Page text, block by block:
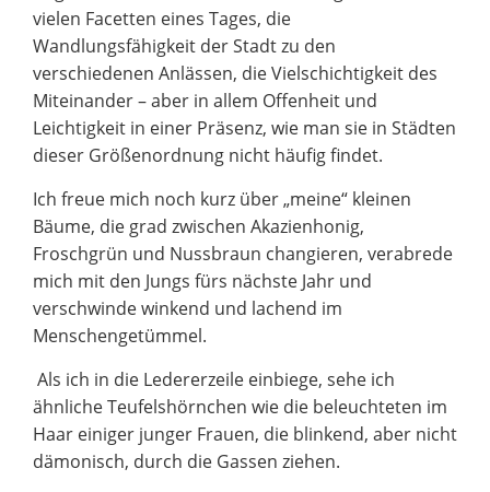
vielen Facetten eines Tages, die
Wandlungsfähigkeit der Stadt zu den
verschiedenen Anlässen, die Vielschichtigkeit des
Miteinander – aber in allem Offenheit und
Leichtigkeit in einer Präsenz, wie man sie in Städten
dieser Größenordnung nicht häufig findet.
Ich freue mich noch kurz über „meine“ kleinen
Bäume, die grad zwischen Akazienhonig,
Froschgrün und Nussbraun changieren, verabrede
mich mit den Jungs fürs nächste Jahr und
verschwinde winkend und lachend im
Menschengetümmel.
Als ich in die Ledererzeile einbiege, sehe ich
ähnliche Teufelshörnchen wie die beleuchteten im
Haar einiger junger Frauen, die blinkend, aber nicht
dämonisch, durch die Gassen ziehen.